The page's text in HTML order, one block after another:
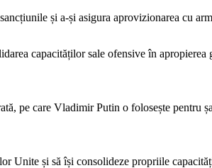
și a-și asigura aprovizionarea cu
capacităților sale ofensive în apropierea
pe care Vladimir Putin o folosește pentru
Unite și să își consolideze propriile